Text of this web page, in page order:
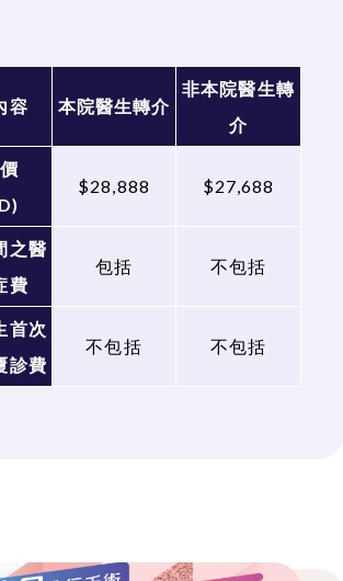
容 本院醫生轉介
非本院醫生轉
介
$28,888 $27,688
之醫
費
包括 不包括
首次
診費
不包括 不包括